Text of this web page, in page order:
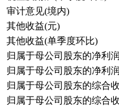
审计意见(境内)
其他收益(元)
其他收益(单季度环比)
归属于母公司股东的净利润
归属于母公司股东的净利
归属于母公司股东的综合
归属于母公司股东的综合